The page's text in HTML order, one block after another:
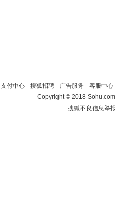
支付中心 - 搜狐招聘 - 广告服务 - 客服中心
Copyright©2018
搜狐不良信息举